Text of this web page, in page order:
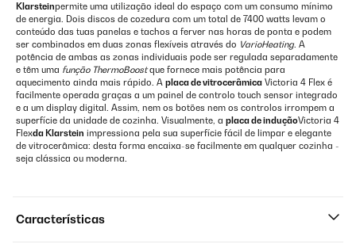
Klarsteinpermite uma utilização ideal do espaço com um consumo mínimo
de energia. Dois discos de cozedura com um total de 7400 watts levam o
conteúdo das tuas panelas e tachos a ferver nas horas de ponta e podem
ser combinados em duas zonas flexíveis através do VarioHeating. A
potência de ambas as zonas individuais pode ser regulada separadamente
e têm uma função ThermoBoostque fornece mais potência para
aquecimento ainda mais rápido. A placa de vitrocerâmica Victoria 4 Flex é
facilmente operada graças a um painel de controlo touch sensor integrado
e a um display digital. Assim, nem os botões nem os controlos irrompem a
superfície da unidade de cozinha. Visualmente, a placa de induçãoVictoria 4
Flexda Klarstein impressiona pela sua superfície fácil de limpar e elegante
de vitrocerâmica: desta forma encaixa-se facilmente em qualquer cozinha -
seja clássica ou moderna.
Características